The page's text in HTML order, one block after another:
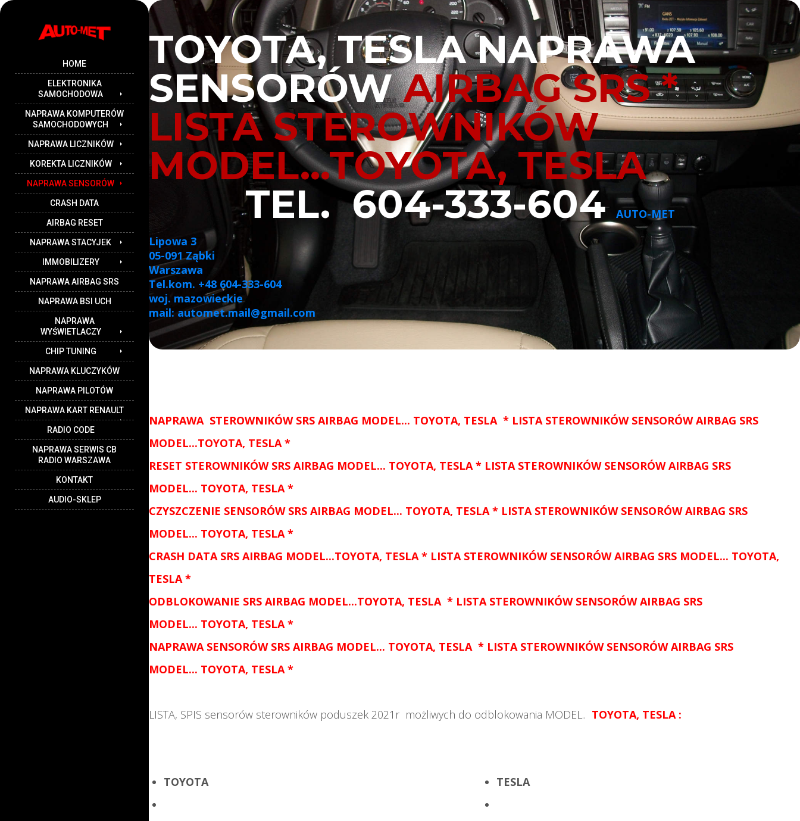
HOME
ELEKTRONIKA
SAMOCHODOWA
NAPRAWA KOMPUTERÓW
SAMOCHODOWYCH
NAPRAWA LICZNIKÓW
KOREKTA LICZNIKÓW
NAPRAWA SENSORÓW
CRASH DATA
AIRBAG RESET
NAPRAWA STACYJEK
IMMOBILIZERY
NAPRAWA AIRBAG SRS
NAPRAWA BSI UCH
NAPRAWA
WYŚWIETLACZY
CHIP TUNING
NAPRAWA KLUCZYKÓW
NAPRAWA PILOTÓW
NAPRAWA KART RENAULT
RADIO CODE
NAPRAWA SERWIS CB
RADIO WARSZAWA
KONTAKT
AUDIO-SKLEP
TOYOTA, TESLA NAPRAWA
SENSORÓWAIRBAG SRS *
LISTA STEROWNIKÓW
MODEL...TOYOTA, TESLA
TEL. 604-333-604AUTO-MET
Lipowa 3
05-091 Ząbki
Warszawa
Tel.kom. +48 604-333-604
woj. mazowieckie
mail: automet.mail@gmail.com
NAPRAWA STEROWNIKÓW SRS AIRBAG MODEL... TOYOTA, TESLA * LISTA STEROWNIKÓW SENSORÓW AIRBAG SRS
MODEL...TOYOTA, TESLA*
RESET STEROWNIKÓW SRS AIRBAG MODEL... TOYOTA, TESLA * LISTA STEROWNIKÓW SENSORÓW AIRBAG SRS
MODEL... TOYOTA, TESLA*
CZYSZCZENIE SENSORÓW SRS AIRBAG MODEL... TOYOTA, TESLA* LISTA STEROWNIKÓW SENSORÓW AIRBAG SRS
MODEL... TOYOTA, TESLA*
CRASH DATA SRS AIRBAG MODEL...TOYOTA, TESLA* LISTA STEROWNIKÓW SENSORÓW AIRBAG SRS MODEL... TOYOTA,
TESLA *
ODBLOKOWANIE SRS AIRBAG MODEL...TOYOTA, TESLA* LISTA STEROWNIKÓW SENSORÓW AIRBAG SRS
MODEL... TOYOTA, TESLA*
NAPRAWA SENSORÓW SRS AIRBAG MODEL... TOYOTA, TESLA* LISTA STEROWNIKÓW SENSORÓW AIRBAG SRS
MODEL... TOYOTA, TESLA *
LISTA, SPIS sensorów sterowników poduszek 2021r możliwych do odblokowania MODEL.. TOYOTA, TESLA :
TOYOTA TESLA